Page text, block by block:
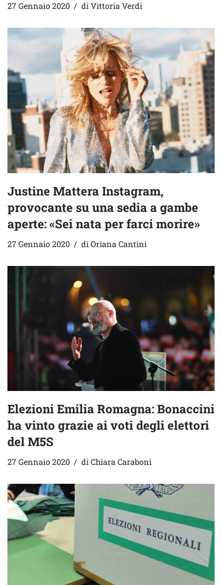
27 Gennaio 2020 di Vittoria Verdi
Justine Mattera Instagram,
provocante su una sedia a gambe
aperte: «Sei nata per farci morire»
27 Gennaio 2020 di Oriana Cantini
Elezioni Emilia Romagna: Bonaccini
ha vinto grazie ai voti degli elettori
del M5S
27 Gennaio 2020 diChiara Caraboni